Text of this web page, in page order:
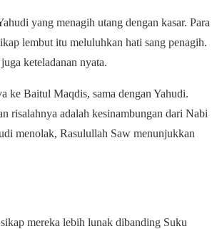
yang menagih utang dengan kasar. Para
lembut itu meluluhkan hati sang penagih.
keteladanan nyata.
ke Baitul Maqdis, sama dengan Yahudi.
risalahnya adalah kesinambungan dari Nabi
menolak, Rasulullah Saw menunjukkan
mereka lebih lunak dibanding Suku